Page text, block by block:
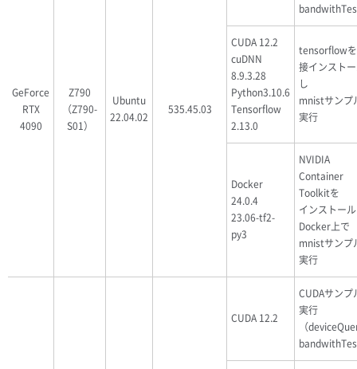
GeForce
RTX
4090
Z790
（Z790-
S01）
Ubuntu
22.04.02
535.45.03
CUDA 12.2
cuDNN
8.9.3.28
Python3.10.6
Tensorflow
2.13.0
tensorflow
接インスト
し
mnistサンプ
実行
Docker
24.0.4
23.06-tf2-
py3
NVIDIA
Container
Toolkitを
インストー
Docker上で
mnistサンプ
実行
CUDA 12.2
CUDAサンプ
実行
（